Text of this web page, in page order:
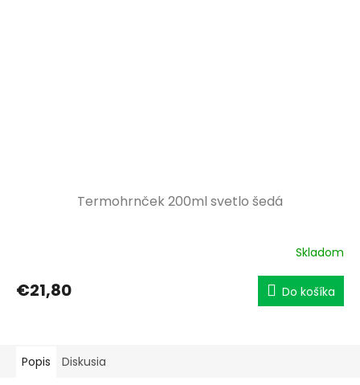
Termohrnček 200ml svetlo šedá
Skladom
€21,80 Do košíka
Popis Diskusia